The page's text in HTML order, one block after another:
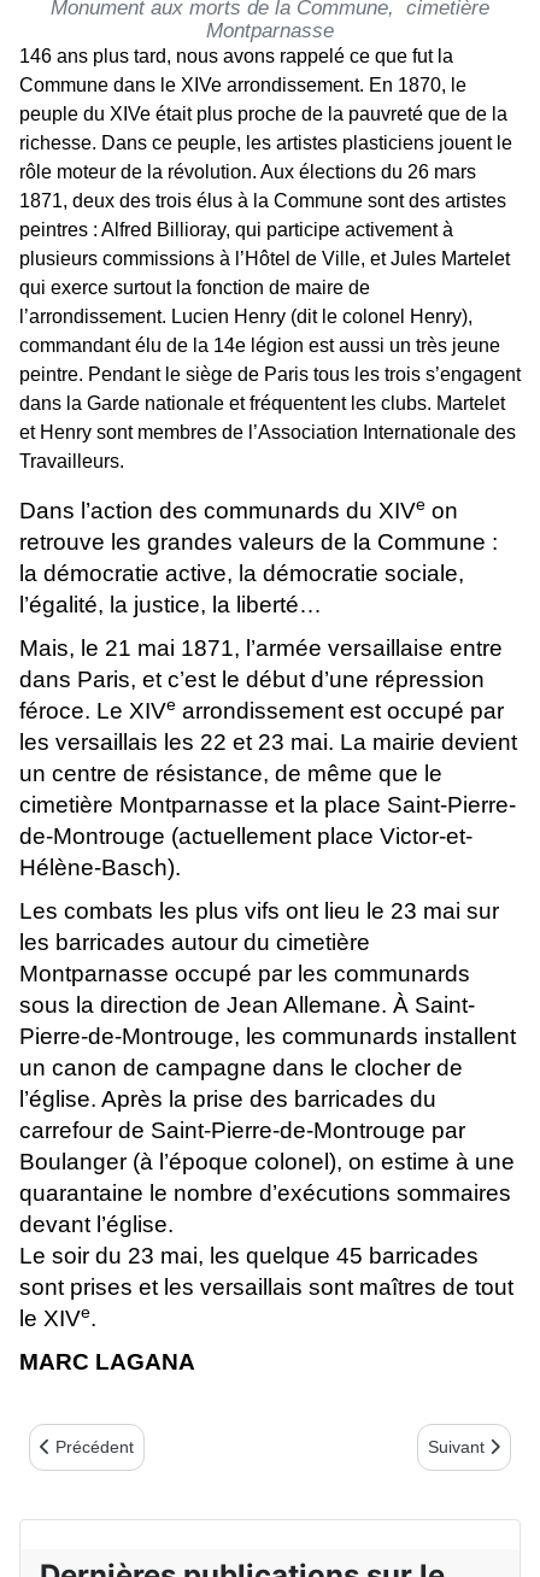
Monument aux morts de la Commune, cimetière
Montparnasse
146 ans plus tard, nous avons rappelé ce que fut la
Commune dans le XIVe arrondissement. En 1870, le
peuple du XIVe était plus proche de la pauvreté que de la
richesse. Dans ce peuple, les artistes plasticiens jouent le
rôle moteur de la révolution. Aux élections du 26 mars
1871, deux des trois élus à la Commune sont des artistes
peintres : Alfred Billioray, qui participe activement à
plusieurs commissions à l’Hôtel de Ville, et Jules Martelet
qui exerce surtout la fonction de maire de
l’arrondissement. Lucien Henry (dit le colonel Henry),
commandant élu de la 14e légion est aussi un très jeune
peintre. Pendant le siège de Paris tous les trois s’engagent
dans la Garde nationale et fréquentent les clubs. Martelet
et Henry sont membres de l’Association Internationale des
Travailleurs.
Dans l’action des communards du XIVe on
retrouve les grandes valeurs de la Commune :
la démocratie active, la démocratie sociale,
l’égalité, la justice, la liberté…
Mais, le 21 mai 1871, l’armée versaillaise entre
dans Paris, et c’est le début d’une répression
féroce. Le XIVe arrondissement est occupé par
les versaillais les 22 et 23 mai. La mairie devient
un centre de résistance, de même que le
cimetière Montparnasse et la place Saint-Pierre-
de-Montrouge (actuellement place Victor-et-
Hélène-Basch).
Les combats les plus vifs ont lieu le 23 mai sur
les barricades autour du cimetière
Montparnasse occupé par les communards
sous la direction de Jean Allemane. À Saint-
Pierre-de-Montrouge, les communards installent
un canon de campagne dans le clocher de
l’église. Après la prise des barricades du
carrefour de Saint-Pierre-de-Montrouge par
Boulanger (à l’époque colonel), on estime à une
quarantaine le nombre d’exécutions sommaires
devant l’église.
Le soir du 23 mai, les quelque 45 barricades
sont prises et les versaillais sont maîtres de tout
le XIVe.
MARC LAGANA
Article précédent : La montée au mur 2017
Précédent Article suivant
Suivant